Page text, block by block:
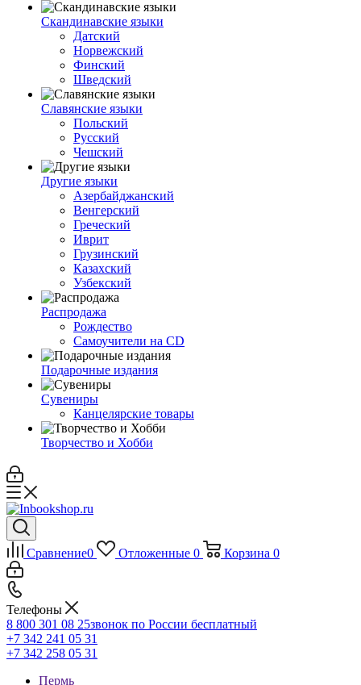
Скандинавские языки
Датский
Норвежский
Финский
Шведский
Славянские языки
Польский
Русский
Чешский
Другие языки
Азербайджанский
Венгерский
Греческий
Иврит
Грузинский
Казахский
Узбекский
Распродажа
Рождество
Самоучители на CD
Подарочные издания
Сувениры
Канцелярские товары
Творчество и Хобби
Сравнение0 Отложенные 0 Корзина 0
Телефоны
8 800 301 08 25звонок по России бесплатный
+7 342 241 05 31
+7 342 258 05 31
Пермь